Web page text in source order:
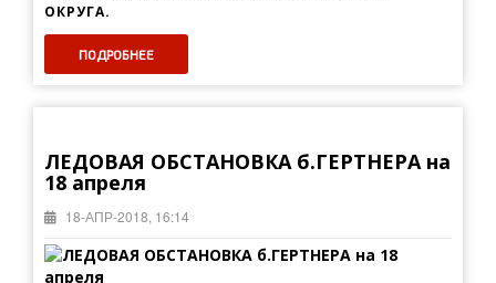
ОКРУГА.
ПОДРОБНЕЕ
ЛЕДОВАЯ ОБСТАНОВКА б.ГЕРТНЕРА на
18 апреля
18-АПР-2018, 16:14